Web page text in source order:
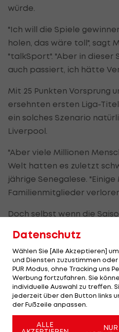
würde.
"Ich will die Spiele
holen, das wäre toll", sagt
"talkSport". "Aber in dieser
auch passiert, ich hätte
Mit 25 Punkten Vorsprung
ersehnten ersten Liga-
ein solches Szenario
Liverpool.
"Aber viele Millionen
Welt hatten es zuletzt
jährige Senegalese.
Familienmitglieder
Doch selbst wenn die
soll Liverpool nach
Aleksander Ceferin
HIER nachlesen>>>).
"Ich sehe kein Szenario,
Liverpool hinauslaufen
zuletzt gesagt. Auch der
die Hoffnung längst nicht
Datenschutz
Wählen Sie [Alle Akzeptieren]
und Diensten zuzustimmen oder
PUR Modus, ohne Tracking uns
Werbung fortzufahren. Sie
individuelle Auswahl zu treffen.
jederzeit über den Button links
der Fußzeile anpassen.
ALLE
NUR